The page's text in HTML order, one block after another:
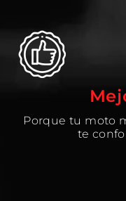
Porque tu moto
te